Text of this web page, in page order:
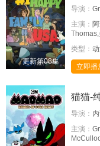
更新第08集
导演：
主演：
Thomas,
类型：
立即播
猫猫-
导演：
主演：